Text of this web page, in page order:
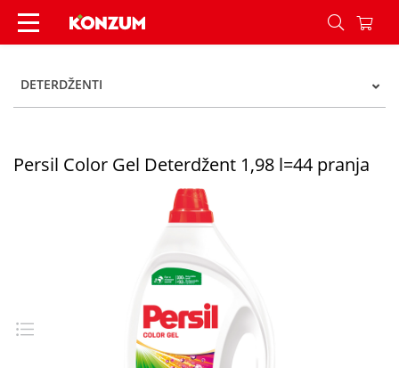
Persil Color Gel Deterdžent 1,98 l=44 pranja -
DETERDŽENTI
Persil Color Gel Deterdžent 1,98 l=44 pranja